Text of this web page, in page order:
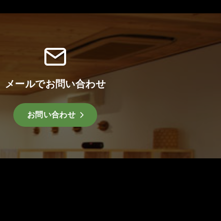
メールでお問い合わせ
お問い合わせ